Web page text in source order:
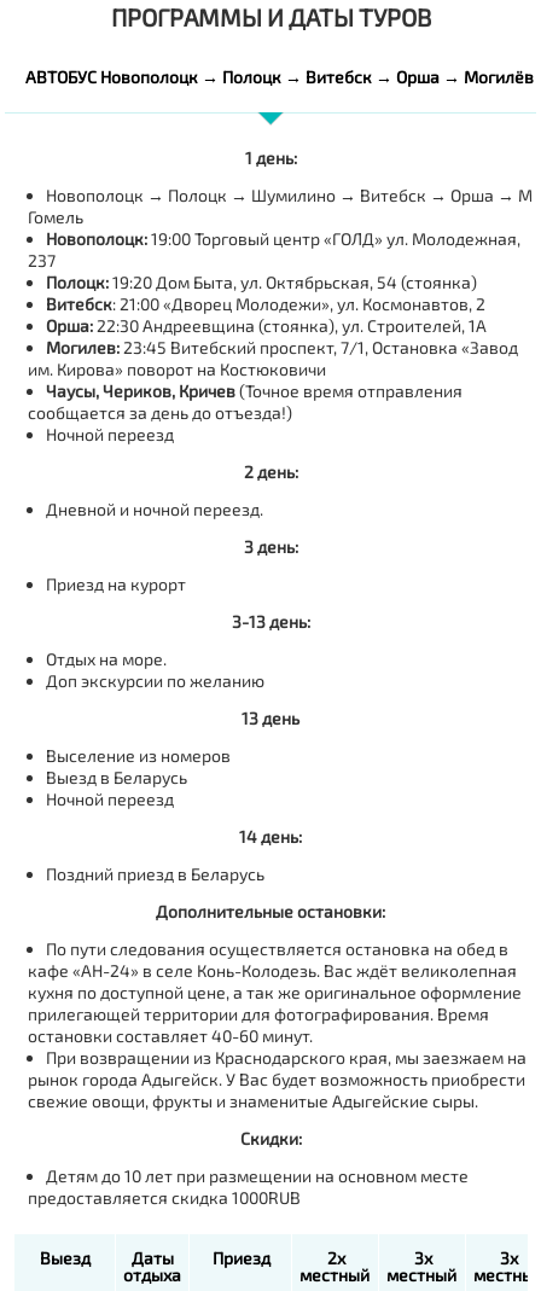
ПРОГРАММЫ И ДАТЫ ТУРОВ
АВТОБУС Новополоцк → Полоцк → Витебск → Орша → Могилёв
1 день:
Новополоцк → Полоцк → Шумилино → Витебск → Орша →
Гомель
Новополоцк:19:00 Торговый центр «ГОЛД» ул. Молодежная,
237
Полоцк:19:20 Дом Быта, ул. Октябрьская, 54 (стоянка)
Витебск: 21:00 «Дворец Молодежи», ул. Космонавтов, 2
Орша: 22:30 Андреевщина (стоянка), ул. Строителей, 1А
Могилев: 23:45 Витебский проспект, 7/1, Остановка «Завод
им. Кирова» поворот на Костюковичи
Чаусы, Чериков, Кричев(Точное время отправления
сообщается за день до отъезда!)
Ночной переезд
2 день:
Дневной и ночной переезд.
3 день:
Приезд на курорт
3-13 день:
Отдых на море.
Доп экскурсии по желанию
13 день
Выселение из номеров
Выезд в Беларусь
Ночной переезд
14 день:
Поздний приезд в Беларусь
Дополнительные остановки:
По пути следования осуществляется остановка на обед в
кафе «АН-24» в селе Конь-Колодезь. Вас ждёт великолепная
кухня по доступной цене, а так же оригинальное оформление
прилегающей территории для фотографирования. Время
остановки составляет 40-60 минут.
При возвращении из Краснодарского края, мы заезжаем на
рынок города Адыгейск. У Вас будет возможность приобрести
свежие овощи, фрукты и знаменитые Адыгейские сыры.
Скидки:
Детям до 10 лет при размещении на основном месте
предоставляется скидка 1000RUB
Выезд
Даты
отдыха
Приезд
2х
местный
3х
местный
3х